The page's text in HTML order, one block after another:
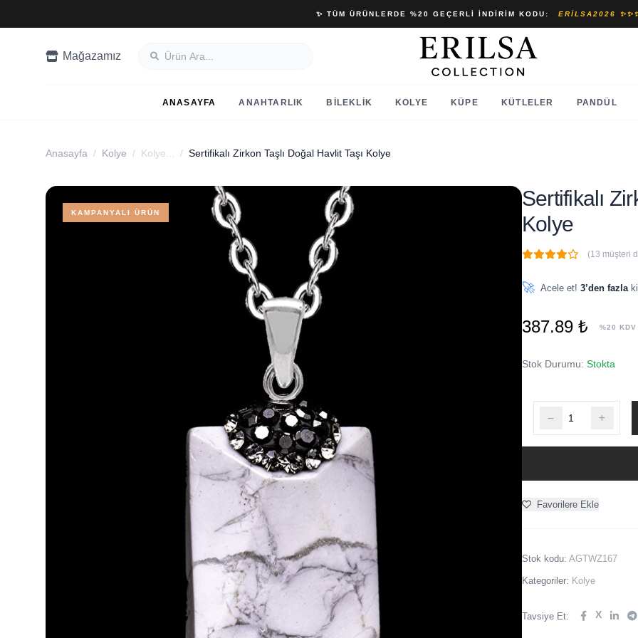
✨ TÜM ÜRÜNLERDE %20 GEÇERLI İNDIRIM KODU: ERILSA2026
Mağazamız
ANASAYFA ANAHTARLIK BILEKLIK KOLYE KÜPE KÜTLELER PANDÜL
Anasayfa / Kolye / Kolye... / Sertifikalı Zirkon Taşlı Doğal Havlit Taşı Kolye
KAMPANYALI ÜRÜN
Sertifikalı
Kolye
(13 müşteri
🚀 Acele et! 3’den fazla
387.89 ₺ %20
Stok Durumu: Stokta
Favorilere Ekle
Stok kodu: AGTWZ167
Kategoriler: Kolye
Tavsiye Et: X